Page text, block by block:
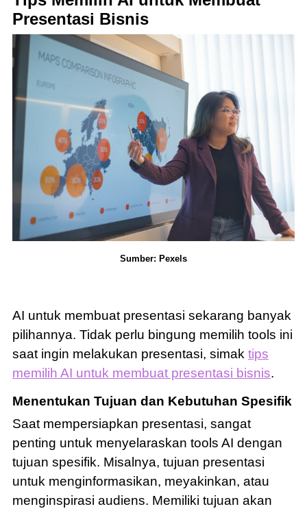
Presentasi Bisnis
Sumber: Pexels
AI untuk membuat presentasi sekarang banyak
pilihannya. Tidak perlu bingung memilih tools ini
saat ingin melakukan presentasi, simak tips
memilih AI untuk membuat presentasi bisnis.
Menentukan Tujuan dan Kebutuhan Spesifik
Saat mempersiapkan presentasi, sangat
penting untuk menyelaraskan tools AI dengan
tujuan spesifik. Misalnya, tujuan presentasi
untuk menginformasikan, meyakinkan, atau
menginspirasi audiens. Memiliki tujuan akan